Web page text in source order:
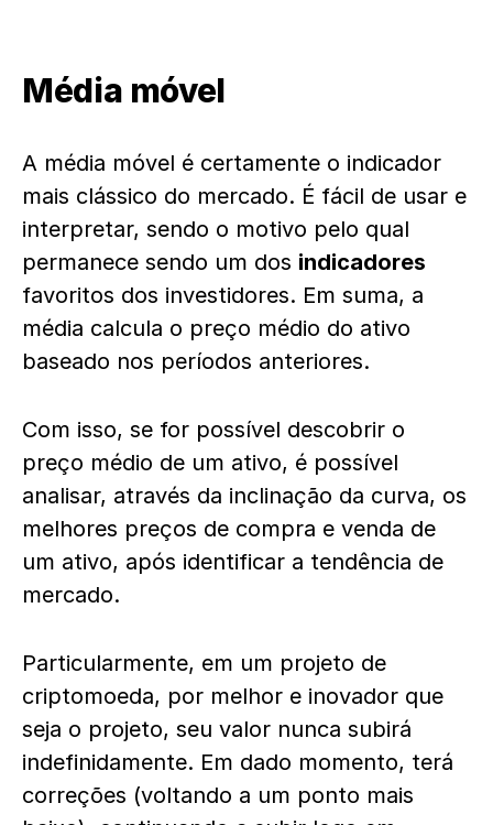
Média móvel
A média móvel é certamente o indicador
mais clássico do mercado. É fácil de usar e
interpretar, sendo o motivo pelo qual
permanece sendo um dos indicadores
favoritos dos investidores. Em suma, a
média calcula o preço médio do ativo
baseado nos períodos anteriores.
Com isso, se for possível descobrir o
preço médio de um ativo, é possível
analisar, através da inclinação da curva, os
melhores preços de compra e venda de
um ativo, após identificar a tendência de
mercado.
Particularmente, em um projeto de
criptomoeda, por melhor e inovador que
seja o projeto, seu valor nunca subirá
indefinidamente. Em dado momento, terá
correções (voltando a um ponto mais